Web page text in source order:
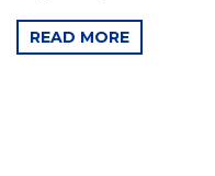
READ MORE